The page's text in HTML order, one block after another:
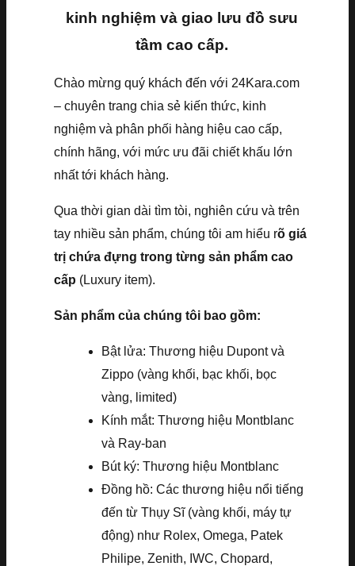
kinh nghiệm và giao lưu đồ sưu
tầm cao cấp.
Chào mừng quý khách đến với 24Kara.com
– chuyên trang chia sẻ kiến thức, kinh
nghiệm và phân phối hàng hiệu cao cấp,
chính hãng, với mức ưu đãi chiết khấu lớn
nhất tới khách hàng.
Qua thời gian dài tìm tòi, nghiên cứu và trên
tay nhiều sản phẩm, chúng tôi am hiểu rõ giá
trị chứa đựng trong từng sản phẩm cao
cấp (Luxury item).
Sản phẩm của chúng tôi bao gồm:
Bật lửa: Thương hiệu Dupont và
Zippo (vàng khối, bạc khối, bọc
vàng, limited)
Kính mắt: Thương hiệu Montblanc
và Ray-ban
Bút ký: Thương hiệu Montblanc
Đồng hồ: Các thương hiệu nổi tiếng
đến từ Thụy Sĩ (vàng khối, máy tự
động) như Rolex, Omega, Patek
Philipe, Zenith, IWC, Chopard,